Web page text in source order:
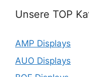
Unsere TOP
AMP Displays
AUO Displays